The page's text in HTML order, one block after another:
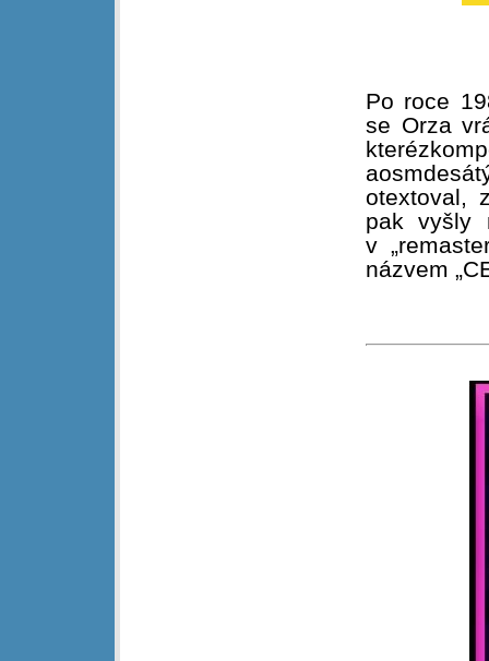
Po roce
se Orza
otextoval,
pak vyšly
v
názvem